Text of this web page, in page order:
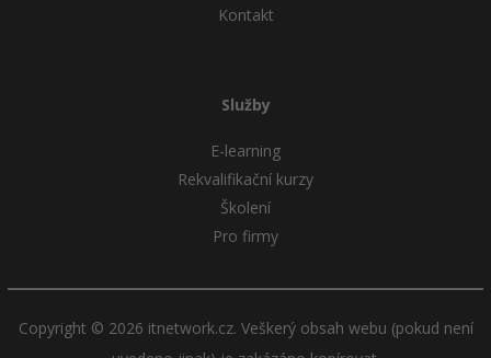
Kontakt
Služby
E-learning
Rekvalifikační kurzy
Školení
Pro firmy
Copyright © 2026 itnetwork.cz. Veškerý obsah webu (pokud není